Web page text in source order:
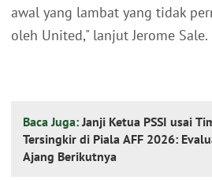
awal yang lambat yang tidak
oleh United," lanjut Jerome Sale.
Baca Juga:Janji Ketua PSSI usai
Tersingkir di Piala AFF 2026:
Ajang Berikutnya